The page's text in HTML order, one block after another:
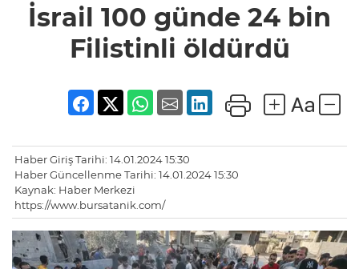
24 bin
Filistinli
öldürdü
İsrail 100 günde 24 bin
Filistinli öldürdü
Haber Giriş Tarihi: 14.01.2024 15:30
Haber Güncellenme Tarihi: 14.01.2024 15:30
Kaynak: Haber Merkezi
https://www.bursatanik.com/